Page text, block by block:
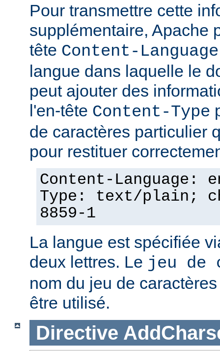
Pour transmettre cette
supplémentaire, Apache
tête Content-Language
langue dans laquelle le
peut ajouter des
l'en-tête Content-Type
de caractères particulier
pour restituer
Content-Language:
Type: text/plain;
8859-1
La langue est spécifiée
deux lettres. Le jeu de
nom du jeu de
être utilisé.
Directive